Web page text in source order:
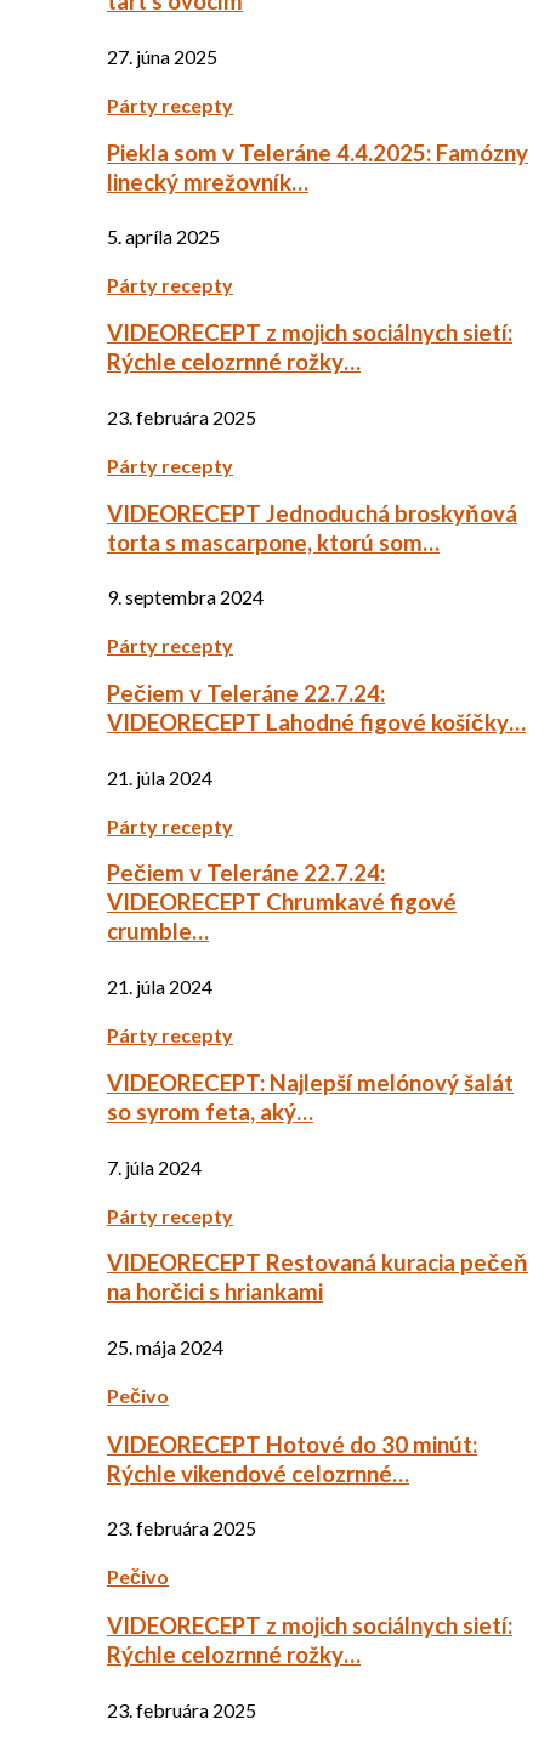
27. júna 2025
Párty recepty
Piekla som v Teleráne 4.4.2025: Famózny
linecký mrežovník…
5. apríla 2025
Párty recepty
VIDEORECEPT z mojich sociálnych sietí:
Rýchle celozrnné rožky…
23. februára 2025
Párty recepty
VIDEORECEPT Jednoduchá broskyňová
torta s mascarpone, ktorú som…
9. septembra 2024
Párty recepty
Pečiem v Teleráne 22.7.24:
VIDEORECEPT Lahodné figové košíčky…
21. júla 2024
Párty recepty
Pečiem v Teleráne 22.7.24:
VIDEORECEPT Chrumkavé figové
crumble…
21. júla 2024
Párty recepty
VIDEORECEPT: Najlepší melónový šalát
so syrom feta, aký…
7. júla 2024
Párty recepty
VIDEORECEPT Restovaná kuracia pečeň
na horčici s hriankami
25. mája 2024
Pečivo
VIDEORECEPT Hotové do 30 minút:
Rýchle vikendové celozrnné…
23. februára 2025
Pečivo
VIDEORECEPT z mojich sociálnych sietí:
Rýchle celozrnné rožky…
23. februára 2025